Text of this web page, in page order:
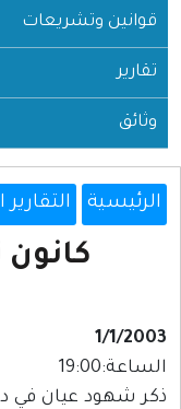
قوانين وتشريعات
تقارير
وثائق
الرئيسية
كانون
1/1/2003
الساعة:19:00
ذكر شهود عيان في